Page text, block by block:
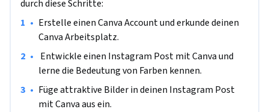
Produkte und Dienstleistungen zu gewinnen. Dies erfolgt
oftmals auf Basis eines sehr geringen Marketing Budgets.
Die web basierte Plattform Canva bietet alle nötigen
Werkzeuge um visuell attraktive und organisierte Produkte
alleine, oder als Team zu kreieren und zu teilen. Am Ende
durch diese Schritte:
• Erstelle einen Canva Account und erkunde deinen
Canva Arbeitsplatz.
•
lerne die Bedeutung von Farben kennen.
• Füge attraktive Bilder in deinen Instagram Post
mit Canva aus ein.